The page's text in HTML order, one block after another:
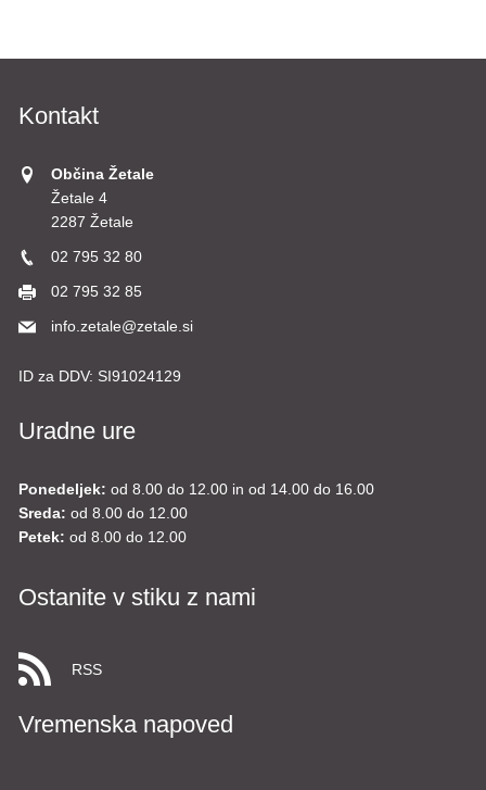
Kontakt
Občina Žetale
Žetale 4
2287 Žetale
02 795 32 80
02 795 32 85
info.zetale@zetale.si
ID za DDV: SI91024129
Uradne ure
Ponedeljek: od 8.00 do 12.00 in od 14.00 do 16.00
Sreda: od 8.00 do 12.00
Petek: od 8.00 do 12.00
Ostanite v stiku z nami
RSS
Vremenska napoved